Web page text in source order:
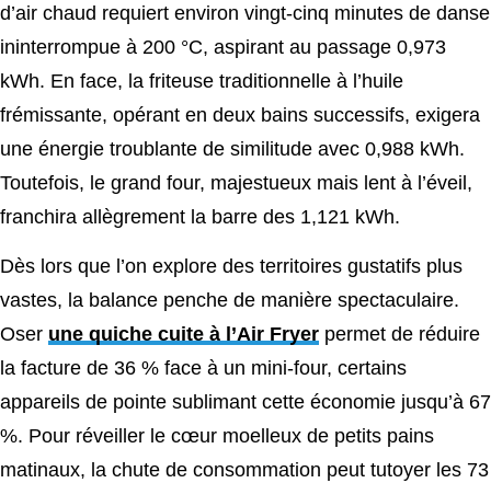
d’air chaud requiert environ vingt-cinq minutes de danse
ininterrompue à 200 °C, aspirant au passage 0,973
kWh. En face, la friteuse traditionnelle à l’huile
frémissante, opérant en deux bains successifs, exigera
une énergie troublante de similitude avec 0,988 kWh.
Toutefois, le grand four, majestueux mais lent à l’éveil,
franchira allègrement la barre des 1,121 kWh.
Dès lors que l’on explore des territoires gustatifs plus
vastes, la balance penche de manière spectaculaire.
Oser une quiche cuite à l’Air Fryer permet de réduire
la facture de 36 % face à un mini-four, certains
appareils de pointe sublimant cette économie jusqu’à 67
%. Pour réveiller le cœur moelleux de petits pains
matinaux, la chute de consommation peut tutoyer les 73